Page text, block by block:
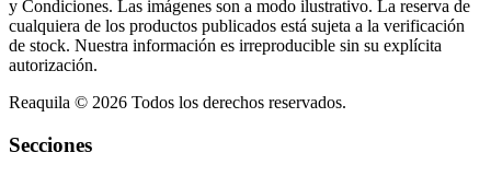
y Condiciones. Las imágenes son a modo ilustrativo. La reserva de
cualquiera de los productos publicados está sujeta a la verificación
de stock. Nuestra información es irreproducible sin su explícita
autorización.
Reaquila © 2026 Todos los derechos reservados.
Secciones